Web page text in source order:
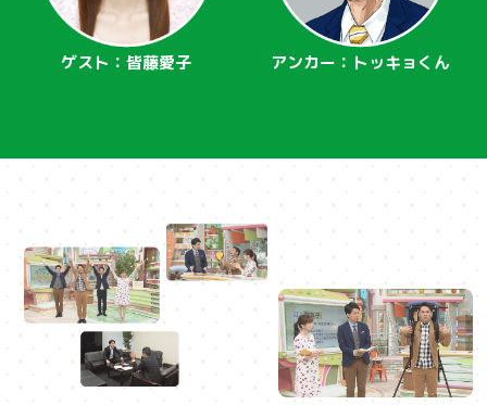
ゲスト：皆藤愛子 アンカー：トッキョくん